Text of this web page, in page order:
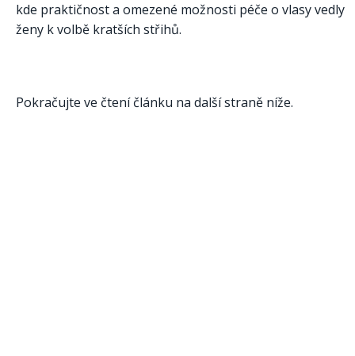
kde praktičnost a omezené možnosti péče o vlasy vedly
ženy k volbě kratších střihů.
Pokračujte ve čtení článku na další straně níže.